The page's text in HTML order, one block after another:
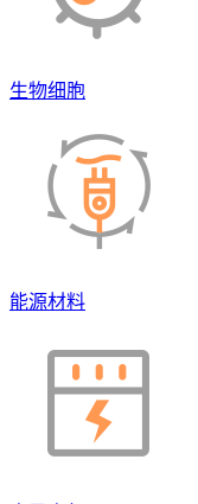
生物细胞
能源材料